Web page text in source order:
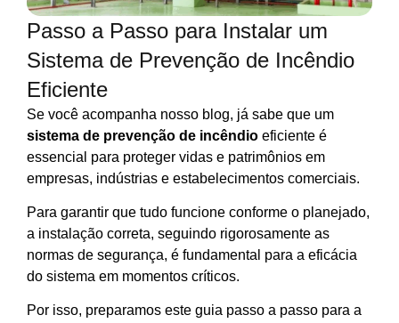
Passo a Passo para Instalar um
Sistema de Prevenção de Incêndio
Eficiente
Se você acompanha nosso blog, já sabe que um
sistema de prevenção de incêndio eficiente é
essencial para proteger vidas e patrimônios em
empresas, indústrias e estabelecimentos comerciais.
Para garantir que tudo funcione conforme o planejado,
a instalação correta, seguindo rigorosamente as
normas de segurança, é fundamental para a eficácia
do sistema em momentos críticos.
Por isso, preparamos este guia passo a passo para a